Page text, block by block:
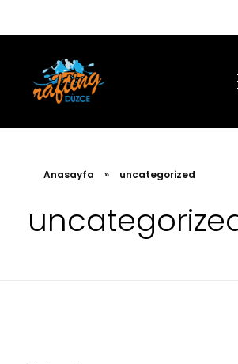
Anasayfa » uncategorized